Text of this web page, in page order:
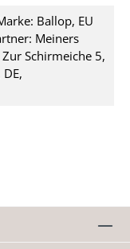
Ballop, EU
Meiners
Schirmeiche 5,